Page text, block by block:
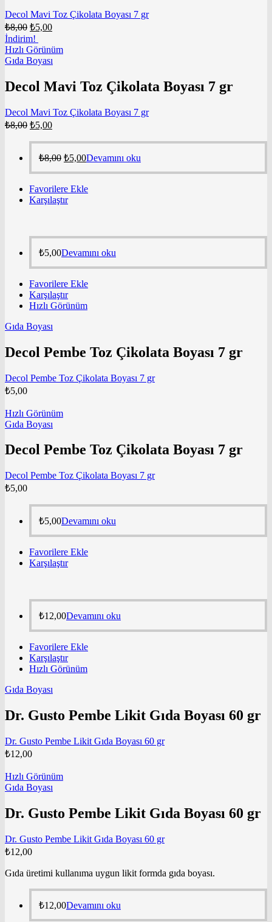
Decol Mavi Toz Çikolata Boyası 7 gr
₺8,00 ₺5,00
İndirim!
Hızlı Görünüm
Gıda Boyası
Decol Mavi Toz Çikolata Boyası 7 gr
Decol Mavi Toz Çikolata Boyası 7 gr
₺8,00 ₺5,00
₺8,00 ₺5,00Devamını oku
Favorilere Ekle
Karşılaştır
₺5,00Devamını oku
Favorilere Ekle
Karşılaştır
Hızlı Görünüm
Gıda Boyası
Decol Pembe Toz Çikolata Boyası 7 gr
Decol Pembe Toz Çikolata Boyası 7 gr
₺5,00
Hızlı Görünüm
Gıda Boyası
Decol Pembe Toz Çikolata Boyası 7 gr
Decol Pembe Toz Çikolata Boyası 7 gr
₺5,00
₺5,00Devamını oku
Favorilere Ekle
Karşılaştır
₺12,00Devamını oku
Favorilere Ekle
Karşılaştır
Hızlı Görünüm
Gıda Boyası
Dr. Gusto Pembe Likit Gıda Boyası 60 gr
Dr. Gusto Pembe Likit Gıda Boyası 60 gr
₺12,00
Hızlı Görünüm
Gıda Boyası
Dr. Gusto Pembe Likit Gıda Boyası 60 gr
Dr. Gusto Pembe Likit Gıda Boyası 60 gr
₺12,00
Gıda üretimi kullanıma uygun likit formda gıda boyası.
₺12,00Devamını oku